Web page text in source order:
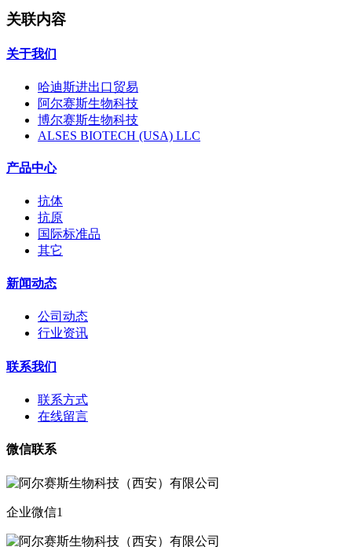
关联内容
关于我们
哈迪斯进出口贸易
阿尔赛斯生物科技
博尔赛斯生物科技
ALSES BIOTECH (USA) LLC
产品中心
抗体
抗原
国际标准品
其它
新闻动态
公司动态
行业资讯
联系我们
联系方式
在线留言
微信联系
企业微信1